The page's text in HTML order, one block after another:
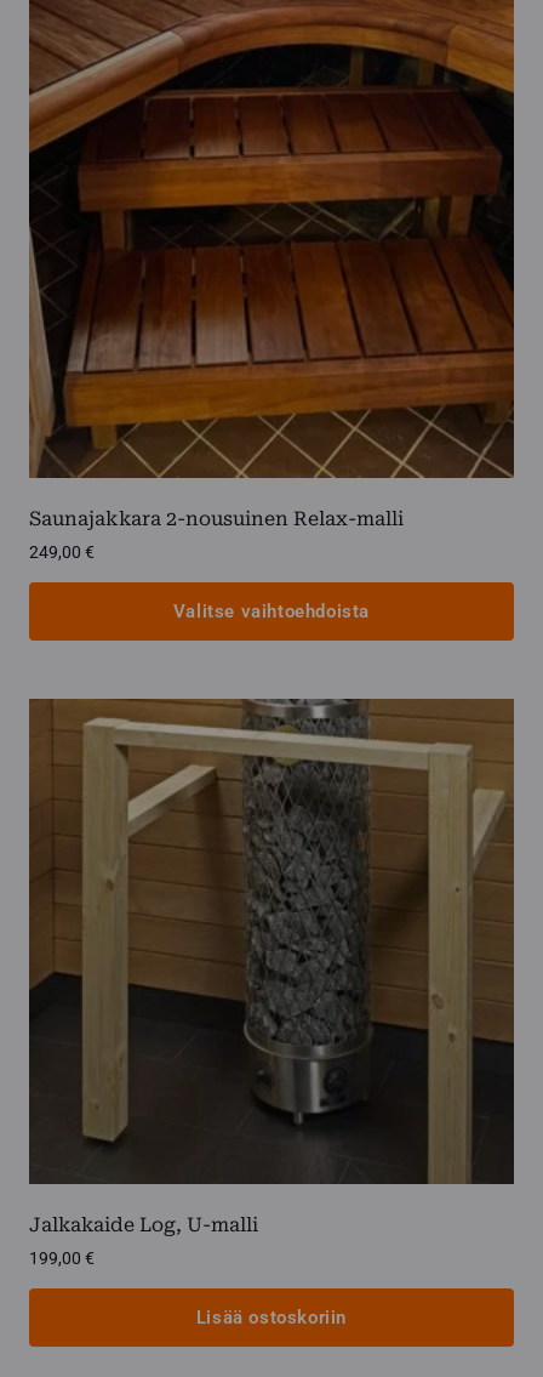
on
useampi
muunnelma.
Voit
tehdä
valinnat
tuotteen
sivulla.
Saunajakkara 2-nousuinen Relax-malli
249,00 €
Valitse vaihtoehdoista
muunnelma.
Jalkakaide Log, U-malli
199,00 €
Lisää ostoskoriin